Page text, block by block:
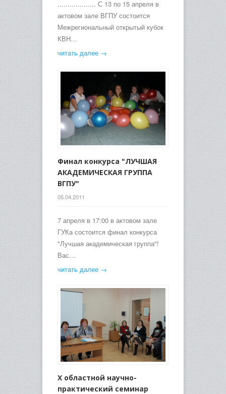
................... С 13 по 15 апреля в
актовом зале ВГПУ состоится
Межрегиональный открытый кубок
КВН…
читать далее →
Финал конкурса "ЛУЧШАЯ
АКАДЕМИЧЕСКАЯ ГРУППА
ВГПУ"
05.04.2011
7 апреля в 17:00 в актовом зале
ГУКа состоится финал конкурса
"Лучшая академическая группа"!
Вас…
читать далее →
X областной научно-
практический семинар